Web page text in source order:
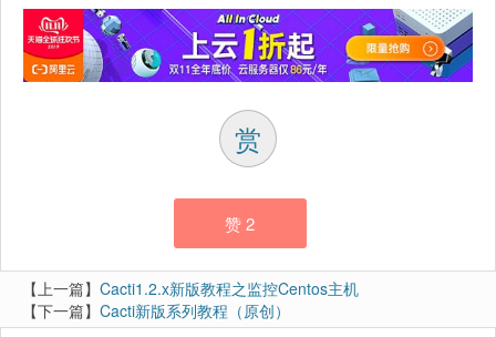
赏
赞2
【上一篇】 Cacti1.2.x新版教程之监控Centos主机
【下一篇】 Cacti新版系列教程（原创）